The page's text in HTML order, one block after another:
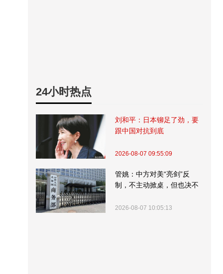
24小时热点
刘和平：日本铆足了劲，要
跟中国对抗到底
2026-08-07 09:55:09
管姚：中方对美“亮剑”反
制，不主动掀桌，但也决不
2026-08-07 10:05:13